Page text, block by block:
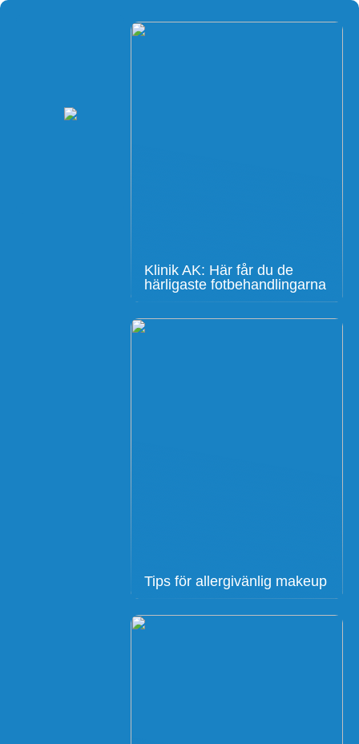
Klinik AK: Här får du de
härligaste fotbehandlingarna
Tips för allergivänlig makeup